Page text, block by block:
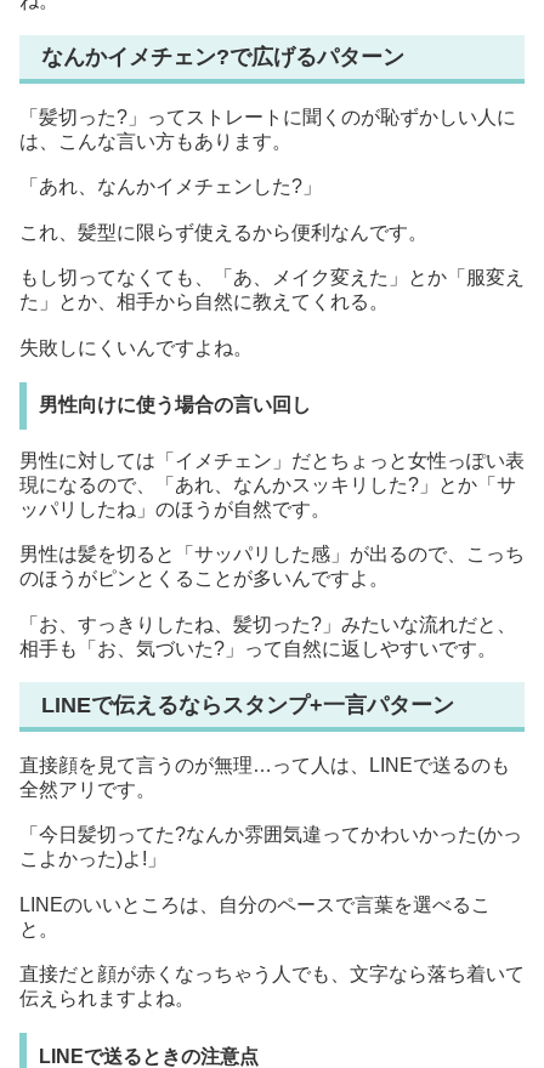
なんかイメチェン?で広げるパターン
「髪切った?」ってストレートに聞くのが恥ずかしい人に
は、こんな言い方もあります。
「あれ、なんかイメチェンした?」
これ、髪型に限らず使えるから便利なんです。
もし切ってなくても、「あ、メイク変えた」とか「服変え
た」とか、相手から自然に教えてくれる。
失敗しにくいんですよね。
男性向けに使う場合の言い回し
男性に対しては「イメチェン」だとちょっと女性っぽい表
現になるので、「あれ、なんかスッキリした?」とか「サ
ッパリしたね」のほうが自然です。
男性は髪を切ると「サッパリした感」が出るので、こっち
のほうがピンとくることが多いんですよ。
「お、すっきりしたね、髪切った?」みたいな流れだと、
相手も「お、気づいた?」って自然に返しやすいです。
LINEで伝えるならスタンプ+一言パターン
直接顔を見て言うのが無理…って人は、LINEで送るのも
全然アリです。
「今日髪切ってた?なんか雰囲気違ってかわいかった(かっ
こよかった)よ!」
LINEのいいところは、自分のペースで言葉を選べるこ
と。
直接だと顔が赤くなっちゃう人でも、文字なら落ち着いて
伝えられますよね。
LINEで送るときの注意点